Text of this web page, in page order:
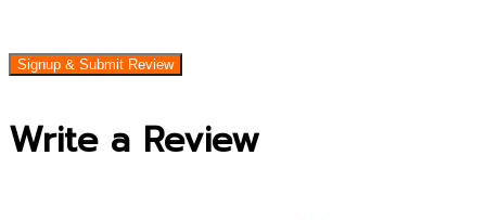
Signup & Submit Review
Write a Review